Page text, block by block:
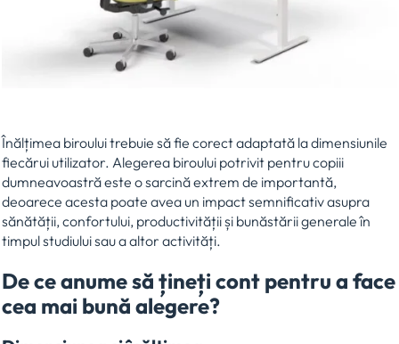
Înălțimea biroului trebuie să fie corect adaptată la dimensiunile
fiecărui utilizator. Alegerea biroului potrivit pentru copiii
dumneavoastră este o sarcină extrem de importantă,
deoarece acesta poate avea un impact semnificativ asupra
sănătății, confortului, productivității și bunăstării generale în
timpul studiului sau a altor activități.
De ce anume să țineți cont pentru a face
cea mai bună alegere?